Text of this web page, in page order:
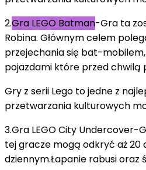
2.Gra LEGO Batman-Gra ta
Robina. Głównym celem
przejechania się bat-
pojazdami które przed chwilą
Gry z serii Lego to jedne z
przetwarzania kulturowych
3.Gra LEGO City Undercover-
tej gracze mogą odkryć aż 20
dziennym.Łapanie rabusi